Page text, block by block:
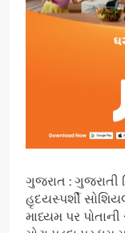
ગુજરાત :
હૃદયસ્પર્શી
માધ્યમ પર